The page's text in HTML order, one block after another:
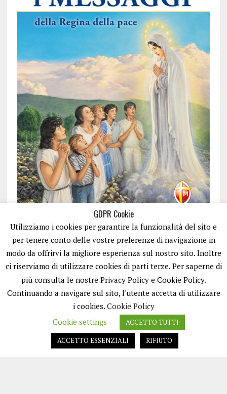
ISCRIVITI
GDPR Cookie
Utilizziamo i cookies per garantire la funzionalità del sito e
per tenere conto delle vostre preferenze di navigazione in
modo da offrirvi la migliore esperienza sul nostro sito. Inoltre
ci riserviamo di utilizzare cookies di parti terze. Per saperne di
più consulta le nostre Privacy Policy e Cookie Policy.
Continuando a navigare sul sito, l'utente accetta di utilizzare
i cookies. Cookie Policy
Cookie settings
ACCETTO TUTTI
ACCETTO ESSENZIALI
RIFIUTO